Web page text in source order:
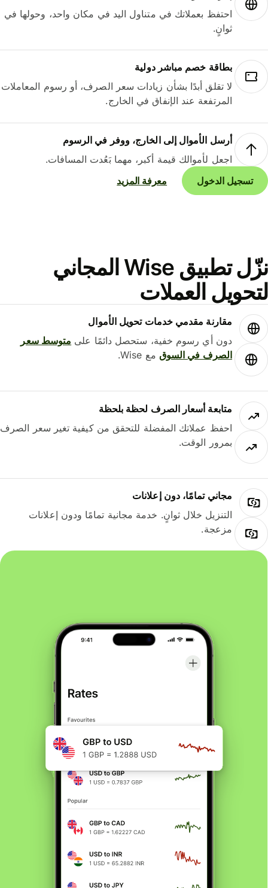
احتفظ بعملاتك في متناول اليد في مكان واحد، وحولها في
ثوانٍ.
بطاقة خصم مباشر دولية
لا تقلق أبدًا بشأن زيادات سعر الصرف، أو رسوم المعاملات
المرتفعة عند الإنفاق في الخارج.
أرسل الأموال إلى الخارج، ووفر في الرسوم
اجعل لأموالك قيمة أكبر، مهما بَعُدت المسافات.
تسجيل الدخول
معرفة المزيد
نزّل تطبيق Wise المجاني
العملات
مقارنة مقدمي خدمات تحويل الأموال
دون أي رسوم خفية، ستحصل دائمًا علىمتوسط ​​سعر
الصرف في السوقمع Wise.
متابعة أسعار الصرف لحظة بلحظة
احفظ عملاتك المفضلة للتحقق من كيفية تغير سعر الصرف
بمرور الوقت.
مجاني تمامًا، دون إعلانات
التنزيل خلال ثوانٍ. خدمة مجانية تمامًا ودون إعلانات
مزعجة.